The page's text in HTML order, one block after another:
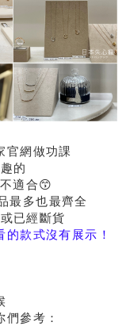
官網做功課
的
適合😙
最多也最齊全
已經斷貨
的款式沒有展示！
參考：